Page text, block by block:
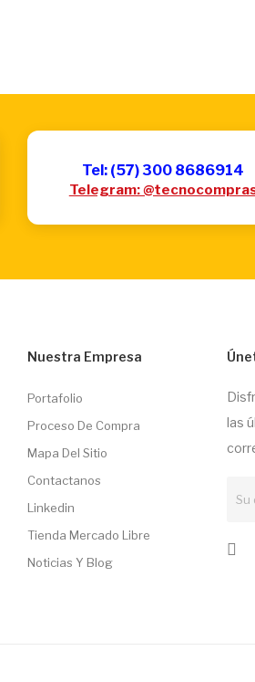
Tel: (57) 300 8686914
Telegram:
Nuestra Empresa
Portafolio
Proceso De Compra
Mapa Del Sitio
Contactanos
Linkedin
Tienda Mercado Libre
Noticias Y Blog
las